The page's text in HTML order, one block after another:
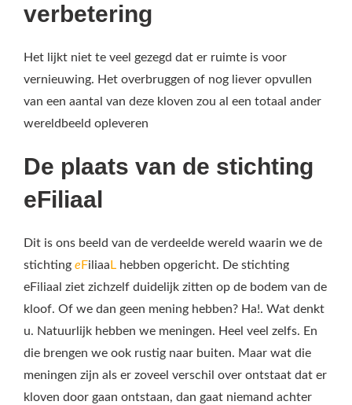
verbetering
Het lijkt niet te veel gezegd dat er ruimte is voor
vernieuwing. Het overbruggen of nog liever opvullen
van een aantal van deze kloven zou al een totaal ander
wereldbeeld opleveren
De plaats van de stichting
eFiliaal
Dit is ons beeld van de verdeelde wereld waarin we de
stichting e Filiaa L hebben opgericht. De stichting
eFiliaal ziet zichzelf duidelijk zitten op de bodem van de
kloof. Of we dan geen mening hebben? Ha!. Wat denkt
u. Natuurlijk hebben we meningen. Heel veel zelfs. En
die brengen we ook rustig naar buiten. Maar wat die
meningen zijn als er zoveel verschil over ontstaat dat er
kloven door gaan ontstaan, dan gaat niemand achter